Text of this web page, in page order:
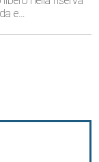
e…